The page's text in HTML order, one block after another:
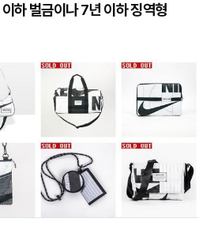
하 벌금이나 7년 이하 징역형